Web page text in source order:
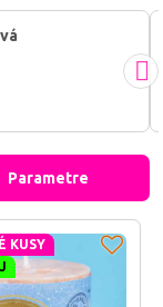
Parametre
KUSY